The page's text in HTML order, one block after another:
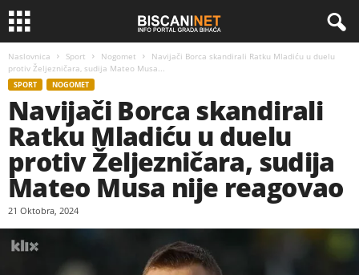
Naslovnica Sport Nogomet
Navijači Borca skandirali Ratku Mladiću u duelu
protiv Željezničara, sudija Mateo Musa...
SPORT NOGOMET
Navijači Borca skandirali
Ratku Mladiću u duelu
protiv Željezničara, sudija
Mateo Musa nije reagovao
21 Oktobra, 2024